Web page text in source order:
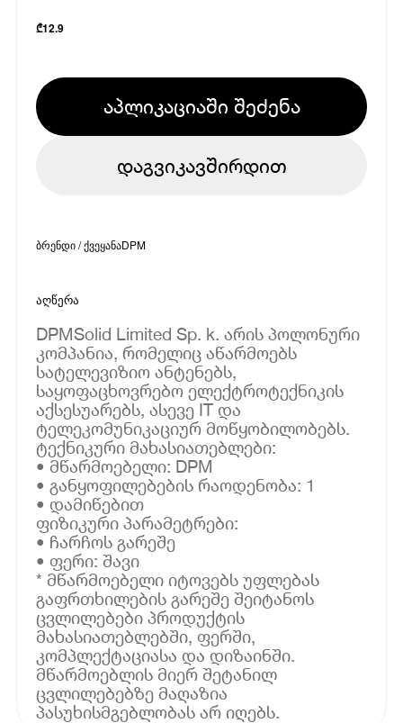
₾12.9
აპლიკაციაში შეძენა
დაგვიკავშირდით
ბრენდი / ქვეყანაDPM
აღწერა
DPMSolid Limited Sp. k. არის პოლონური
კომპანია, რომელიც აწარმოებს
სატელევიზიო ანტენებს,
საყოფაცხოვრებო ელექტროტექნიკის
აქსესუარებს, ასევე IT და
ტელეკომუნიკაციურ მოწყობილობებს.
ტექნიკური მახასიათებლები:
• მწარმოებელი: DPM
• განყოფილებების რაოდენობა: 1
• დამიწებით
ფიზიკური პარამეტრები:
• ჩარჩოს გარეშე
• ფერი: შავი
* მწარმოებელი იტოვებს უფლებას
გაფრთხილების გარეშე შეიტანოს
ცვლილებები პროდუქტის
მახასიათებლებში, ფერში,
კომპლექტაციასა და დიზაინში.
მწარმოებლის მიერ შეტანილ
ცვლილებებზე მაღაზია
პასუხისმგებლობას არ იღებს.